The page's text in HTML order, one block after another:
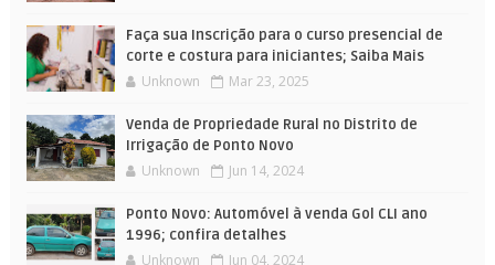
Faça sua Inscrição para o curso presencial de
corte e costura para iniciantes; Saiba Mais
Unknown Mar 23, 2025
Venda de Propriedade Rural no Distrito de
Irrigação de Ponto Novo
Unknown Jun 14, 2024
Ponto Novo: Automóvel à venda Gol CLI ano
1996; confira detalhes
Unknown Jun 04, 2024